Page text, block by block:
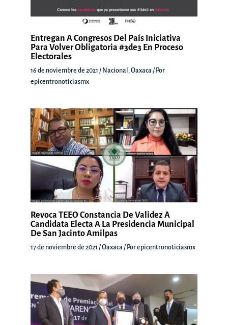
Entregan A Congresos Del País Iniciativa
Para Volver Obligatoria #3de3 En Proceso
Electorales
16 de noviembre de 2021 / Nacional ,Oaxaca / Por
epicentronoticiasmx
Revoca TEEO Constancia De Validez A
Candidata Electa A La Presidencia Municipal
De San Jacinto Amilpas
17 de noviembre de 2021 /Oaxaca / Porepicentronoticiasmx